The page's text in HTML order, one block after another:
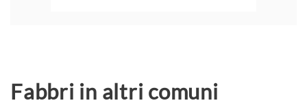
Fabbri in altri comuni